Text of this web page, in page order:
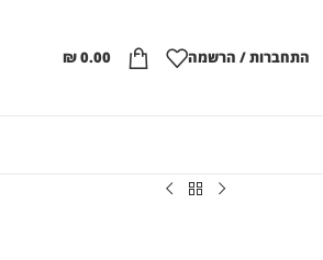
התחברות / הרשמה ₪0.00